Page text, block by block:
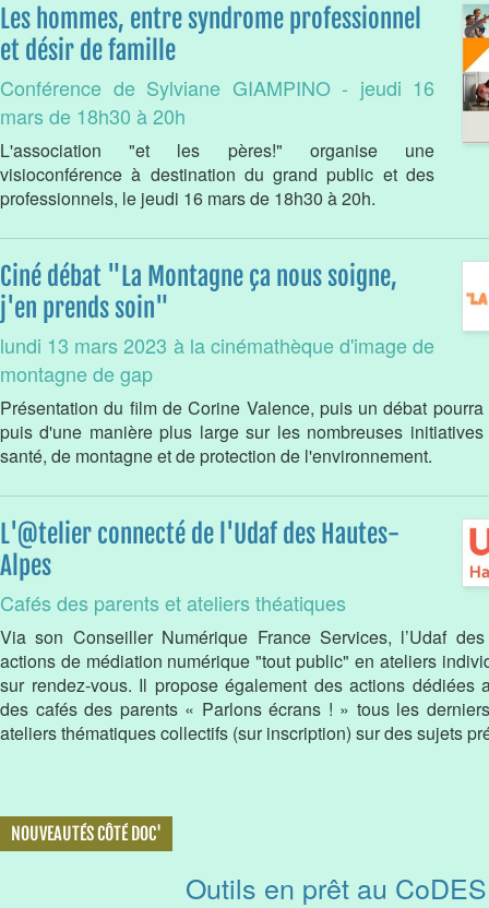
Les hommes, entre syndrome professionnel
et désir de famille
Conférence de Sylviane GIAMPINO - jeudi 16
mars de 18h30 à 20h
L'association "et les pères!" organise une
visioconférence à destination du grand public et des
professionnels, le jeudi 16 mars de 18h30 à 20h.
Ciné débat "La Montagne ça nous soigne,
j'en prends soin"
lundi 13 mars 2023 à la cinémathèque d'image de
montagne de gap
Présentation du film de Corine Valence, puis un débat
puis d'une manière plus large sur les nombreuses
santé, de montagne et de protection de l'environnement.
L'@telier connecté de l'Udaf des Hautes-
Alpes
Cafés des parents et ateliers théatiques
Via son Conseiller Numérique France Services, l’Udaf
actions de médiation numérique "tout public" en ateliers
sur rendez-vous. Il propose également des actions dédiées
des cafés des parents « Parlons écrans ! » tous les
ateliers thématiques collectifs (sur inscription) sur des sujets
NOUVEAUTÉS CÔTÉ DOC'
Outils en prêt au